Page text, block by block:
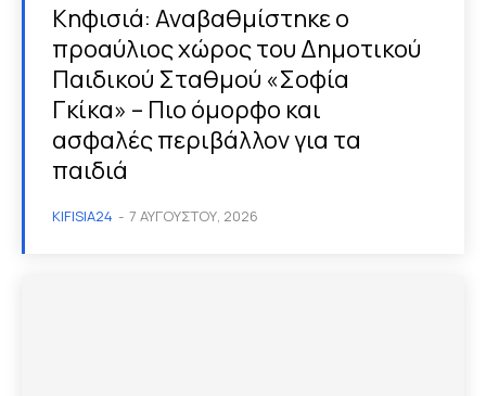
Κηφισιά: Αναβαθμίστηκε ο
προαύλιος χώρος του Δημοτικού
Παιδικού Σταθμού «Σοφία
Γκίκα» – Πιο όμορφο και
ασφαλές περιβάλλον για τα
παιδιά
KIFISIA24 - 7 ΑΥΓΟΎΣΤΟΥ, 2026